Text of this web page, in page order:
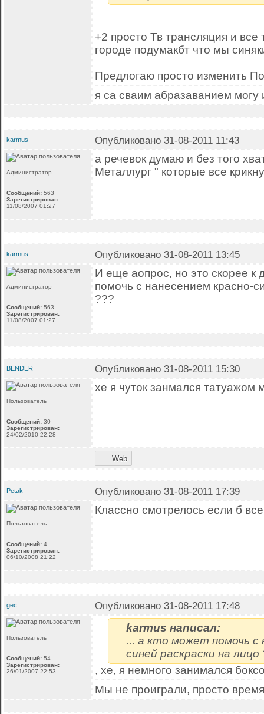
+2 просто Тв трансляция и все
городе подумакбт что мы
Предлогаю просто изменить
я са сваим абразаванием могу
karmus Опубликовано 31-08-2011 11:43
Администратор
Сообщений: 563
Зарегистрирован:
11/08/2007 01:27
а речевок думаю и без того
Металлург " которые все
karmus Опубликовано 31-08-2011 13:45
Администратор
Сообщений: 563
Зарегистрирован:
11/08/2007 01:27
И еще аопрос, но это скорее к
помочь с нанесением красно-
???
BENDER Опубликовано 31-08-2011 15:30
Пользователь
Сообщений: 30
Зарегистрирован:
24/02/2010 22:28
хе я чуток занмался татуажом
Web
Petak Опубликовано 31-08-2011 17:39
Пользователь
Сообщений: 4
Зарегистрирован:
06/10/2008 21:22
Классно смотрелось если б
gec Опубликовано 31-08-2011 17:48
Пользователь
Сообщений: 54
Зарегистрирован:
26/01/2007 22:53
karmus написал:
... а кто может помочь с
синей раскраски на лицо
, хе, я немного занимался
Мы не проиграли, просто